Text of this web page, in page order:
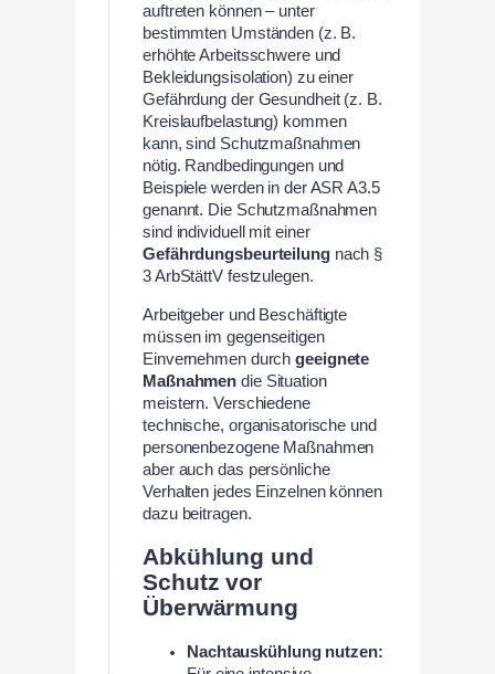
auftreten können – unter
bestimmten Umständen (z. B.
erhöhte Arbeitsschwere und
Bekleidungsisolation) zu einer
Gefährdung der Gesundheit (z. B.
Kreislaufbelastung) kommen
kann, sind Schutzmaßnahmen
nötig. Randbedingungen und
Beispiele werden in der ASR A3.5
genannt. Die Schutzmaßnahmen
sind individuell mit einer
Gefährdungsbeurteilungnach §
3 ArbStättV festzulegen.
Arbeitgeber und Beschäftigte
müssen im gegenseitigen
Einvernehmen durchgeeignete
Maßnahmen die Situation
meistern. Verschiedene
technische, organisatorische und
personenbezogene Maßnahmen
aber auch das persönliche
Verhalten jedes Einzelnen können
dazu beitragen.
Abkühlung und
Schutz vor
Überwärmung
Nachtauskühlung nutzen: